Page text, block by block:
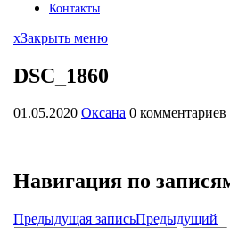
Контакты
xЗакрыть меню
DSC_1860
01.05.2020 Оксана 0 комментариев
Навигация по
Предыдущая записьПредыдущий